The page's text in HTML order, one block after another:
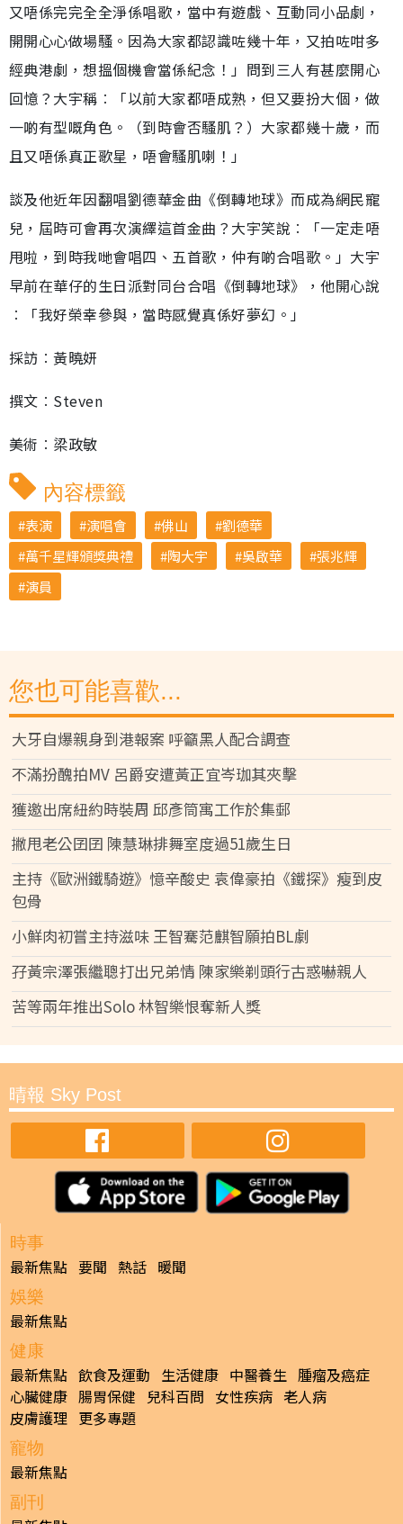
又唔係完完全全淨係唱歌，當中有遊戲、互動同小品劇，
開開心心做場騷。因為大家都認識咗幾十年，又拍咗咁多
經典港劇，想搵個機會當係紀念！」問到三人有甚麼開心
回憶？大宇稱︰「以前大家都唔成熟，但又要扮大個，做
一啲有型嘅角色。（到時會否騷肌？）大家都幾十歲，而
且又唔係真正歌星，唔會騷肌喇！」
談及他近年因翻唱劉德華金曲《倒轉地球》而成為網民寵
兒，屆時可會再次演繹這首金曲？大宇笑說︰「一定走唔
甩啦，到時我哋會唱四、五首歌，仲有啲合唱歌。」大宇
早前在華仔的生日派對同台合唱《倒轉地球》，他開心說
︰「我好榮幸參與，當時感覺真係好夢幻。」
採訪︰黃曉妍
撰文︰Steven
美術︰梁政敏
內容標籤
表演 演唱會 佛山
劉德華
萬千星輝頒獎典禮
陶大宇 吳啟華
張兆輝
演員
您也可能喜歡...
大牙自爆親身到港報案 呼籲黑人配合調查
不滿扮醜拍MV 呂爵安遭黃正宜岑珈其夾擊
獲邀出席紐約時裝周 邱彥筒寓工作於集郵
撇甩老公囝囝 陳慧琳排舞室度過51歲生日
主持《歐洲鐵騎遊》憶辛酸史 袁偉豪拍《鐵探》瘦到皮
包骨
小鮮肉初嘗主持滋味 王智騫范麒智願拍BL劇
孖黃宗澤張繼聰打出兄弟情 陳家樂剃頭行古惑嚇親人
苦等兩年推出Solo 林智樂恨奪新人獎
晴報 Sky Post
時事
最新焦點 要聞 熱話 暖聞
娛樂
最新焦點
健康
最新焦點 飲食及運動 生活健康 中醫養生 腫瘤及癌症
心臟健康 腸胃保健 兒科百問 女性疾病 老人病
皮膚護理 更多專題
寵物
最新焦點
副刊